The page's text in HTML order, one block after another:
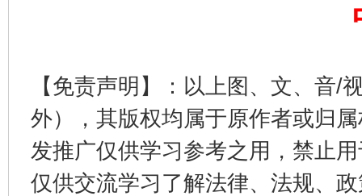
【免责声明】：以上图、文、音/
外），其版权均属于原作者或归
发推广仅供学习参考之用，禁止
仅供交流学习了解法律、法规、
东山县通报“牛蛙产品抗生素超标问题” 法